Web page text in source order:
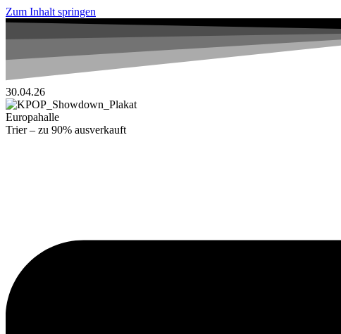
Zum Inhalt springen
30.04.26
Europahalle
Trier – zu 90% ausverkauft